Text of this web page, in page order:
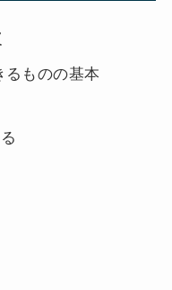
るものの基本